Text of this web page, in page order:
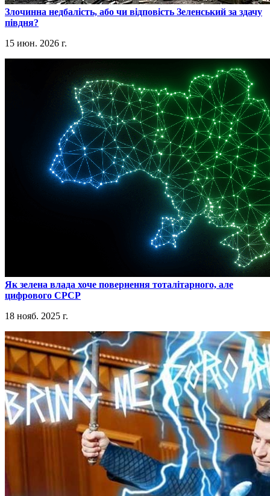
​Злочинна недбалість, або чи відповість Зеленський за здачу
півдня?
15 июн. 2026 г.
​Як зелена влада хоче повернення тоталітарного, але
цифрового СРСР
18 нояб. 2025 г.